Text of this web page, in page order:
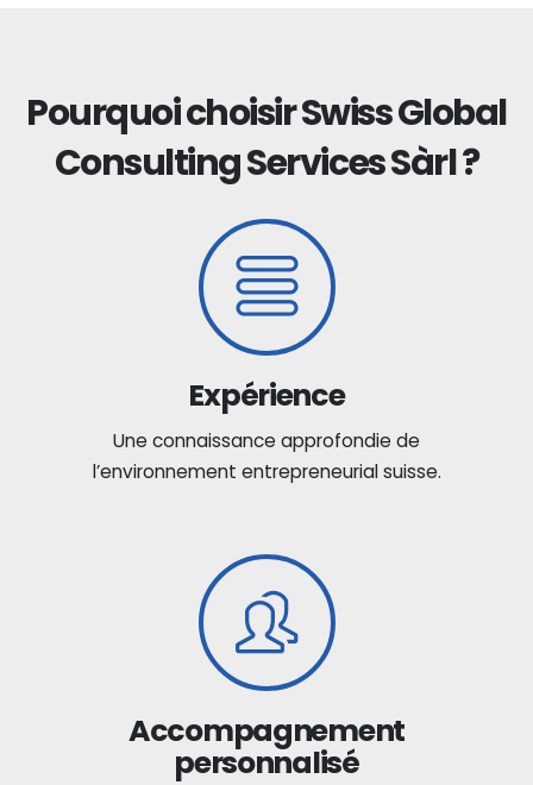
Pourquoi choisir Swiss Global
Consulting Services Sàrl ?
Expérience
Une connaissance approfondie de
l’environnement entrepreneurial suisse.
Accompagnement
personnalisé